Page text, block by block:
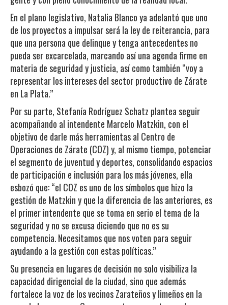
En el plano legislativo, Natalia Blanco ya adelantó que uno
de los proyectos a impulsar será la ley de reiterancia, para
que una persona que delinque y tenga antecedentes no
pueda ser excarcelada, marcando así una agenda firme en
materia de seguridad y justicia, así como también “voy a
representar los intereses del sector productivo de Zárate
en La Plata.”
Por su parte, Stefanía Rodríguez Schatz plantea seguir
acompañando al intendente Marcelo Matzkin, con el
objetivo de darle más herramientas al Centro de
Operaciones de Zárate (COZ) y, al mismo tiempo, potenciar
el segmento de juventud y deportes, consolidando espacios
de participación e inclusión para los más jóvenes, ella
esbozó que: “el COZ es uno de los símbolos que hizo la
gestión de Matzkin y que la diferencia de las anteriores, es
el primer intendente que se toma en serio el tema de la
seguridad y no se excusa diciendo que no es su
competencia. Necesitamos que nos voten para seguir
ayudando a la gestión con estas políticas.”
Su presencia en lugares de decisión no solo visibiliza la
capacidad dirigencial de la ciudad, sino que además
fortalece la voz de los vecinos Zarateños y limeños en la